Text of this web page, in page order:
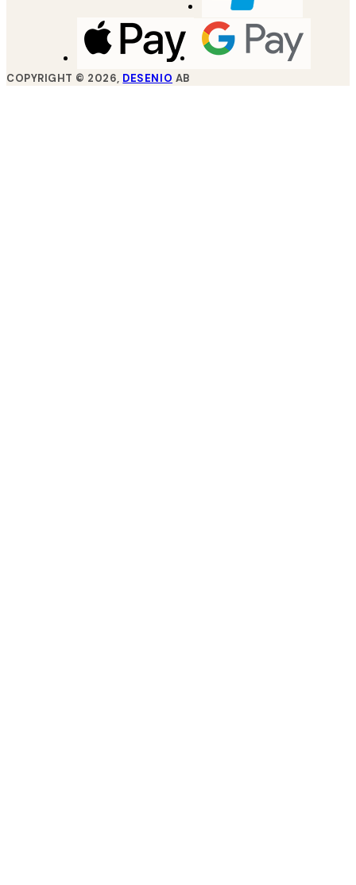
COPYRIGHT © 2026, DESENIO AB